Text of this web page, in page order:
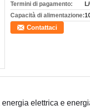
Termini di pagamento:
Capacità di alimentazione:
Contattaci
elettrica e